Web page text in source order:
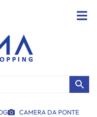
CAMERA DA PONTE